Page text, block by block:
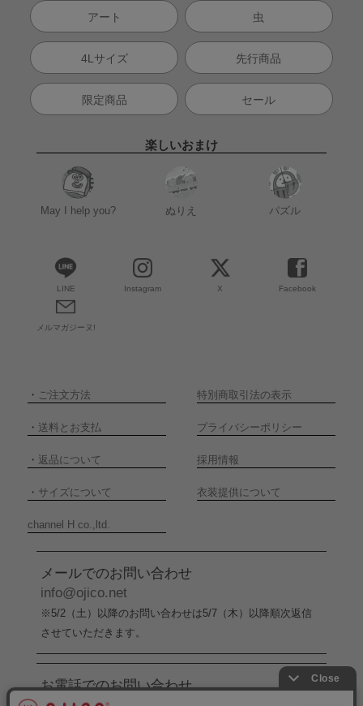
アート 虫
4Lサイズ 先行商品
限定商品 セール
楽しいおまけ
May I help you? ぬりえ パズル
LINE Instagram X Facebook
メルマガジーヌ!
・ ご注文方法 特別商取引法の表示
・ 送料とお支払 プライバシーポリシー
・ 返品について 採用情報
・ サイズについて 衣装提供について
channel H co.,ltd.
メールでのお問い合わせ
info@ojico.net
※5/2（土）以降のお問い合わせは5/7（木）以降順次返信
させていただきます。
お電話でのお問い合わせ